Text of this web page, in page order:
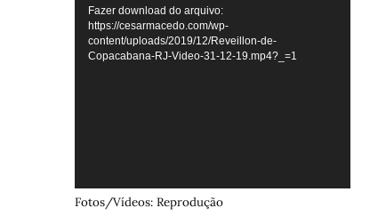
vídeo
Fazer download do arquivo:
https://cesarmacedo.com/wp-
content/uploads/2019/12/Reveillon-de-
Copacabana-RJ-Video-31-12-19.mp4?_=1
Fotos/Vídeos: Reprodução